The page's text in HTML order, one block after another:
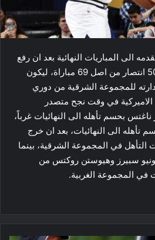
الى المباريات النهائية بعد ان رفع
رصيده من الانتصارات الى 50 انتصار من اصل 69 مباراة، ليكون
للمجموعة الشرقية من دوري
الاميركية في وقت نجح متصدر
بحسم تأهله الى النهائيات غرباً،
تأهله الى النهائيات، بعد ان خرج
في المجموعة الشرقية، بينما
سبيرز وهيوستن روكتس من
في المجموعة الغربية.